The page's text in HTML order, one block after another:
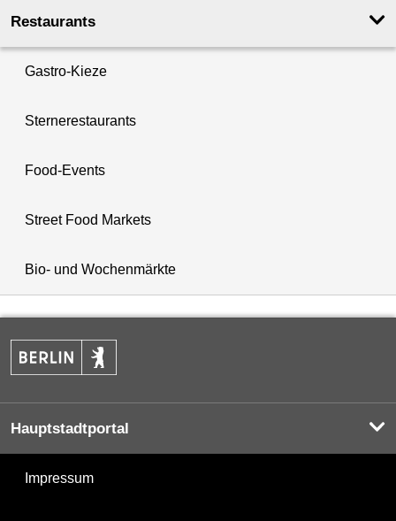
Restaurants
Gastro-Kieze
Sternerestaurants
Food-Events
Street Food Markets
Bio- und Wochenmärkte
Hauptstadtportal
Impressum